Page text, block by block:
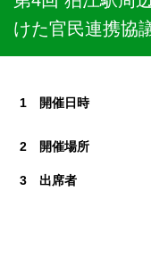
けた官民連携
1 開催日時
2 開催場所
3 出席者